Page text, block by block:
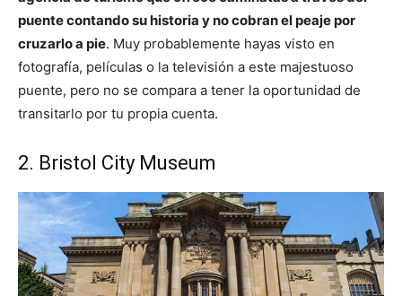
puente contando su historia y no cobran el peaje por
cruzarlo a pie. Muy probablemente hayas visto en
fotografía, películas o la televisión a este majestuoso
puente, pero no se compara a tener la oportunidad de
transitarlo por tu propia cuenta.
2. Bristol City Museum